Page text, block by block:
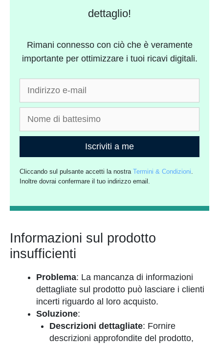
dettaglio!
Rimani connesso con ciò che è veramente
importante per ottimizzare i tuoi ricavi digitali.
Iscriviti a me
Cliccando sul pulsante accetti la nostraTermini & Condizioni.
Inoltre dovrai confermare il tuo indirizzo email.
Informazioni sul prodotto
insufficienti
Problema: La mancanza di informazioni
dettagliate sul prodotto può lasciare i clienti
incerti riguardo al loro acquisto.
Soluzione:
Descrizioni dettagliate: Fornire
descrizioni approfondite del prodotto,